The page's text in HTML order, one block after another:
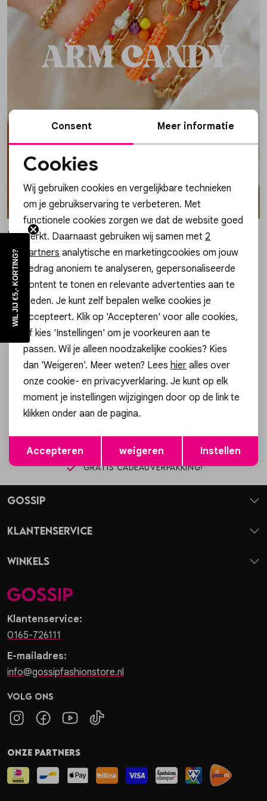
T-shirts
Rokken
Sets
Jumpsuits & playsuits
Vesten
Jassen
Lingerie
Broche
Giftboxen
Overige Sieraden
Parfum
Zonnebrillen
Woonaccessoires
Overige Accessoires
Meer van Gossip
Meer looks
Altijd als eerste op de hoogte zijn?
Schrijf je in voor onze nieuwsbrief en ontvang dan ook gelijk
€5,- korting!
Aanmelden
Gratis cadeauverpakking!
Klantenservice:
0165-726111
E-mailadres:
info@gossipfashionstore.nl
Volg ons
Gossip
Klantenservice
Winkels
Onze partners
Noodzakelijke cookies
Personalisatie cookies
Analytische cookies
Marketing cookies
Opslaan
Consent Meer informatie
Cookies
Wij gebruiken cookies en vergelijkbare technieken
om je gebruikservaring te verbeteren. Met
functionele cookies zorgen we dat de website goed
werkt. Daarnaast gebruiken wij samen met 2
partners analytische en marketingcookies om jouw
gedrag anoniem te analyseren, gepersonaliseerde
content te tonen en relevante advertenties aan te
bieden. Je kunt zelf bepalen welke cookies je
accepteert. Klik op 'Accepteren' voor alle cookies,
of kies 'Instellingen' om je voorkeuren aan te
passen. Wil je alleen noodzakelijke cookies? Kies
dan 'Weigeren'. Meer weten? Lees hier alles over
onze cookie- en privacyverklaring. Je kunt op elk
moment je instellingen wijzigingen door op de link te
klikken onder aan de pagina.
Accepteren weigeren Instellen
WIL JIJ €5,- KORTING?